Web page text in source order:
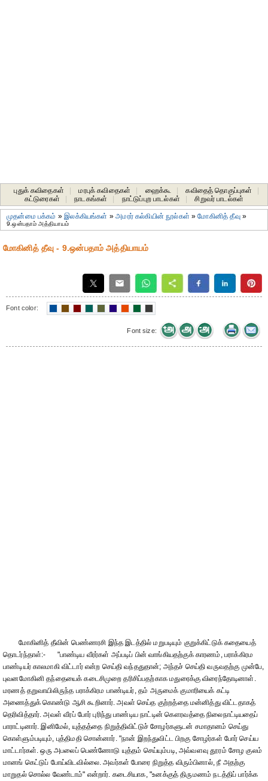
புதுக் கவிதைகள் மரபுக் கவிதைகள் ஹைக்கூ கவிதைத் தொகுப்புகள்
கட்டுரைகள்
நாடகங்கள் நாட்டுப்புற பாடல்கள் சிறுவர் பாடல்கள்
முதன்மை பக்கம் »இலக்கியங்கள் »அமரர் கல்கியின் நூல்கள் »மோகினித் தீவு»
9.ஒன்பதாம் அத்தியாயம்
மோகினித் தீவு - 9.ஒன்பதாம் அத்தியாயம்
Font color:
Font size:
மோகினித் தீவின் பெண்ணரசி இந்த இடத்தில் மறுபடியும் குறுக்கிட்டுக் கதையைத்
தொடர்ந்தாள்:- "பாண்டிய வீரர்கள் அப்படிப் பின் வாங்கியதற்குக் காரணம், பராக்கிரம
பாண்டியர் காலமாகி விட்டார் என்ற செய்தி வந்ததுதான்; அந்தச் செய்தி வருவதற்கு முன்பே,
புவனமோகினி தந்தையைக் கடைசிமுறை தரிசிப்பதற்காக மதுரைக்கு விரைந்தோடினாள்.
மரணத் தறுவாயிலிருந்த பராக்கிரம பாண்டியர், தம் அருமைக் குமாரியைக் கட்டி
அணைத்துக் கொண்டு ஆசி கூறினார். அவள் செய்த குற்றத்தை மன்னித்து விட்டதாகத்
தெரிவித்தார். அவள் வீரப் போர் புரிந்து பாண்டிய நாட்டின் கௌரவத்தை நிலைநாட்டியதைப்
பாராட்டினார். இனிமேல், யுத்தத்தை நிறுத்திவிட்டுச் சோழர்களுடன் சமாதானம் செய்து
கொள்ளும்படியும், புத்திமதி சொன்னார். "நான் இறந்துவிட்ட பிறகு சோழர்கள் போர் செய்ய
மாட்டார்கள். ஒரு அபலைப் பெண்ணோடு யுத்தம் செய்யும்படி, அவ்வளவு தூரம் சோழ குலம்
மானங் கெட்டுப் போய்விடவில்லை. அவர்கள் போரை நிறுத்த விரும்பினால், நீ அதற்கு
மாறுதல் சொல்ல வேண்டாம்" என்றார். கடைசியாக, "உனக்குத் திருமணம் நடத்திப் பார்க்க